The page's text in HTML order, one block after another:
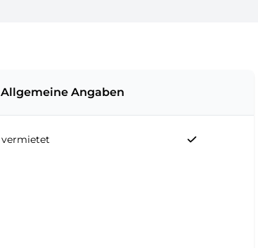
Allgemeine Angaben
vermietet